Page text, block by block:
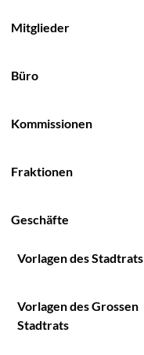
Mitglieder
Büro
Kommissionen
Fraktionen
Geschäfte
Vorlagen des Stadtrats
Vorlagen des Grossen
Stadtrats